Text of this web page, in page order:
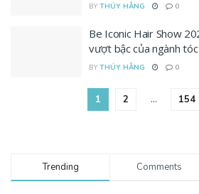
BY THÚY HẰNG 0
Be Iconic Hair Show
vượt bậc của ngành
BY THÚY HẰNG 0
1 2 … 154
Trending Comments